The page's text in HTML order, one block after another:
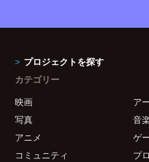
プロジェクトを探す
カテゴリー
映画
ア
写真
音
アニメ
ゲ
コミュニティ
プ